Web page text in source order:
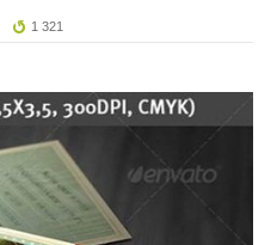
1 321